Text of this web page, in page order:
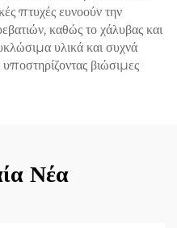
πτυχές ευνοούν την
καθώς το χάλυβας και
υλικά και συχνά
βιώσιμες
Νέα